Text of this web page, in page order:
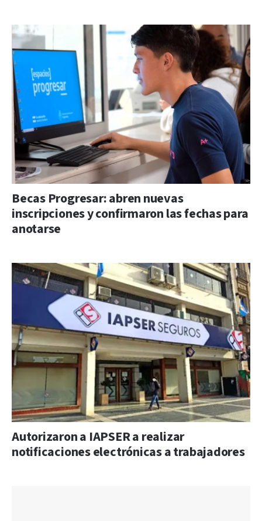
Becas Progresar: abren nuevas
inscripciones y confirmaron las fechas para
anotarse
Autorizaron a IAPSER a realizar
notificaciones electrónicas a trabajadores